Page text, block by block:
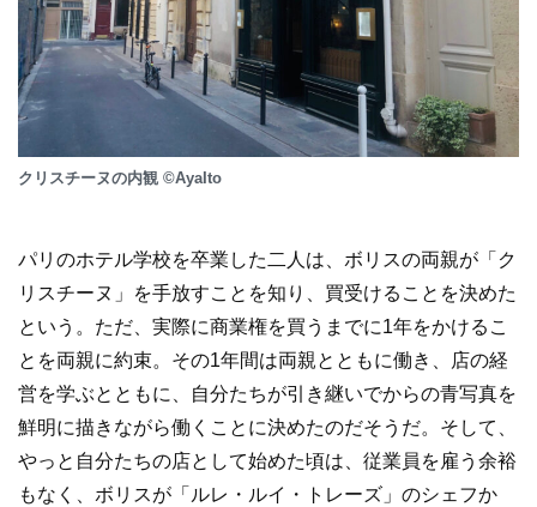
クリスチーヌの内観 ©AyaIto
パリのホテル学校を卒業した二人は、ボリスの両親が「ク
リスチーヌ」を手放すことを知り、買受けることを決めた
という。ただ、実際に商業権を買うまでに1年をかけるこ
とを両親に約束。その1年間は両親とともに働き、店の経
営を学ぶとともに、自分たちが引き継いでからの青写真を
鮮明に描きながら働くことに決めたのだそうだ。そして、
やっと自分たちの店として始めた頃は、従業員を雇う余裕
もなく、ボリスが「ルレ・ルイ・トレーズ」のシェフか